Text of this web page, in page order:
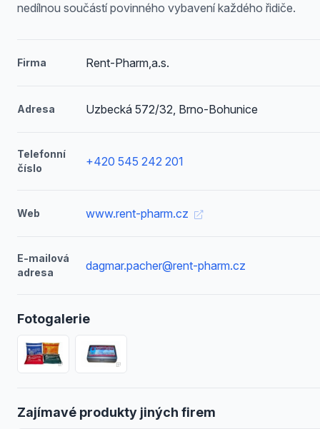
nedílnou součástí povinného vybavení každého řidiče.
Firma Rent-Pharm,a.s.
Adresa Uzbecká 572/32, Brno-Bohunice
Telefonní
číslo
+420 545 242 201
Web www.rent-pharm.cz
E-mailová
adresa
dagmar.pacher@rent-pharm.cz
Fotogalerie
Zajímavé produkty jiných firem